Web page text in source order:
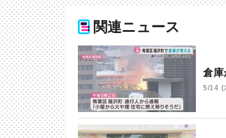
関連ニュース
倉
5/14 (